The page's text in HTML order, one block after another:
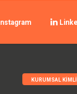
Instagram
KURUMSAL